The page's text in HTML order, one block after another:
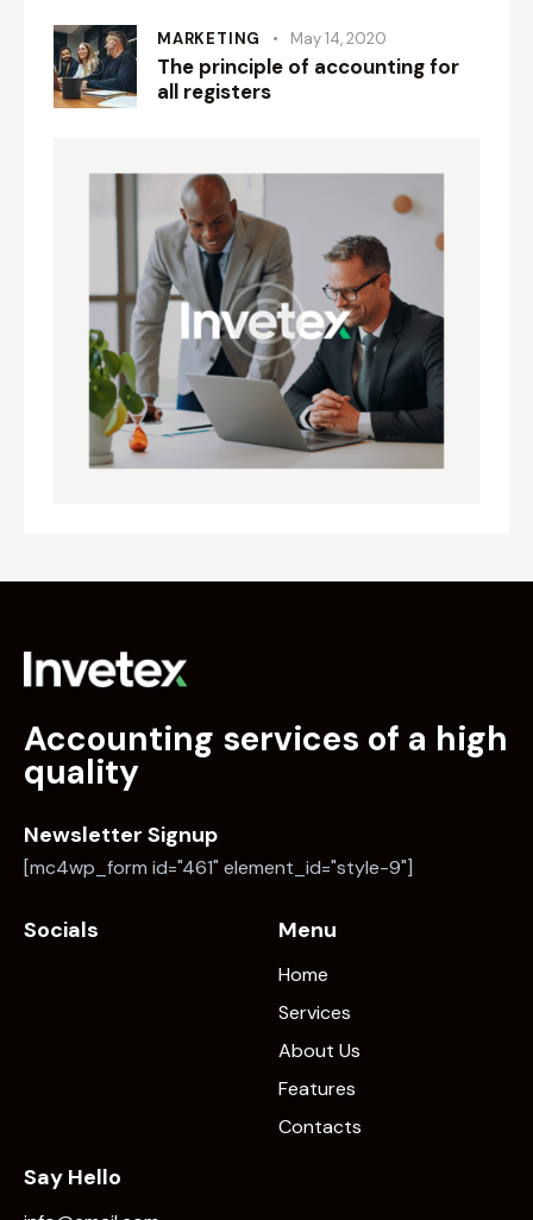
MARKETING May 14, 2020
The principle of accounting for
all registers
Accounting services of a high
quality
Newsletter Signup
[mc4wp_form id="461" element_id="style-9"]
Socials Menu
Home
Services
About Us
Features
Contacts
Say Hello